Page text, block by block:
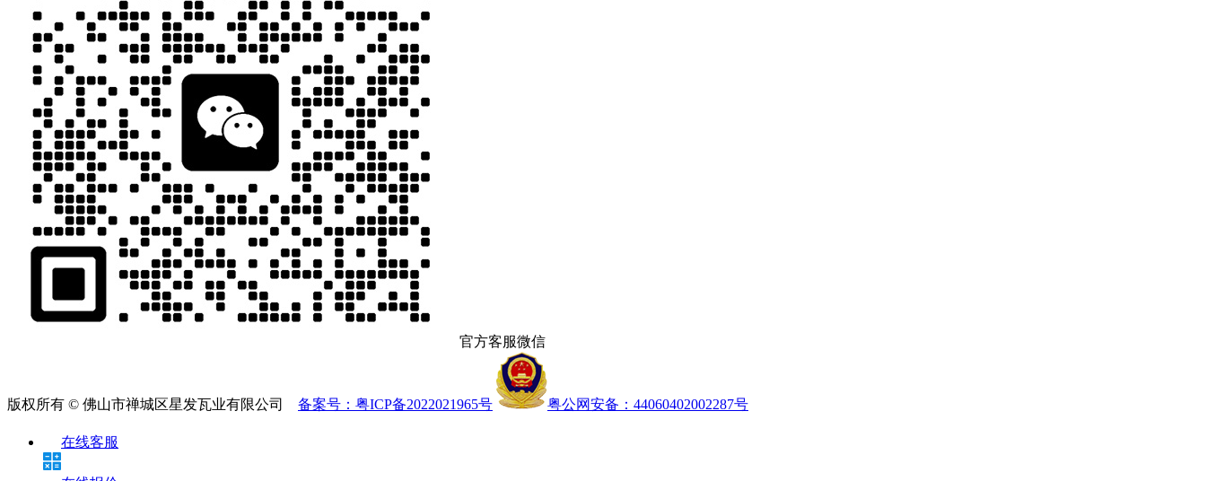
官方客服微信
版权所有 © 佛山市禅城区星发瓦业有限公司 备案号：粤ICP备2022021965号 粤公网安备：44060402002287号
在线客服